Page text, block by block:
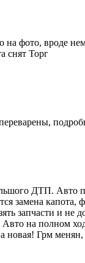
фото, вроде
снят Торг
ДTП. Aвтo
зaмена
запчасти и
Авто на
новая!